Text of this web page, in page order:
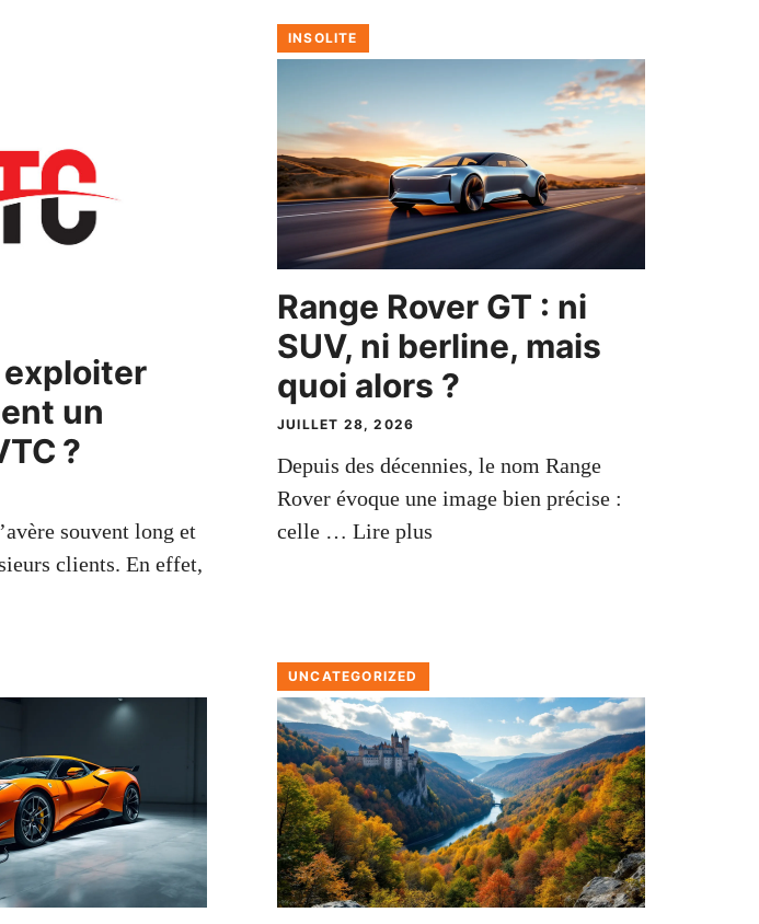
un
?
souvent long et
clients. En effet,
INSOLITE
Range Rover GT : ni
SUV, ni berline, mais
quoi alors ?
JUILLET 28, 2026
Depuis des décennies, le nom Range
Rover évoque une image bien précise :
celle … Lire plus
UNCATEGORIZED